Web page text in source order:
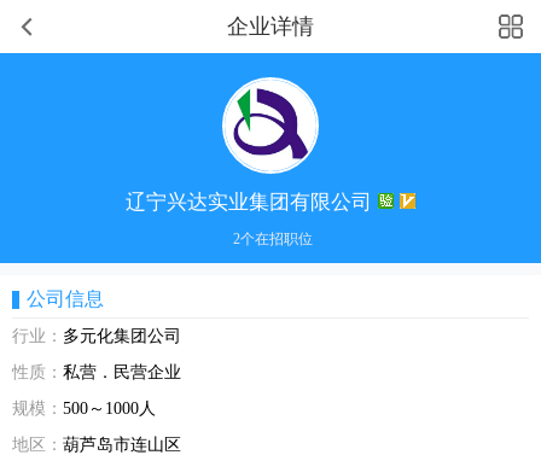
企业详情
辽宁兴达实业集团有限公司
2个在招职位
公司信息
行业： 多元化集团公司
性质： 私营．民营企业
规模： 500～1000人
地区： 葫芦岛市连山区